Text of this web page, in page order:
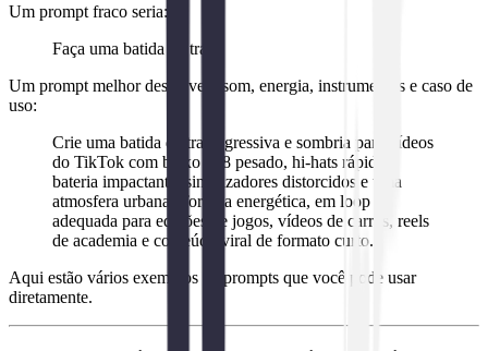
Um prompt fraco seria:
Faça uma batida de trap.
Um prompt melhor descreve o som, energia, instrumentos e caso de
uso:
Crie uma batida de trap agressiva e sombria para vídeos
do TikTok com baixo 808 pesado, hi-hats rápidos,
bateria impactante, sintetizadores distorcidos e uma
atmosfera urbana. Torne-a energética, em loop e
adequada para edições de jogos, vídeos de carros, reels
de academia e conteúdo viral de formato curto.
Aqui estão vários exemplos de prompts que você pode usar
diretamente.